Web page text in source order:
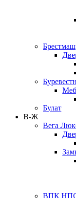
Брестмаш
Булат
В-Ж
Вега
ВПК НПО